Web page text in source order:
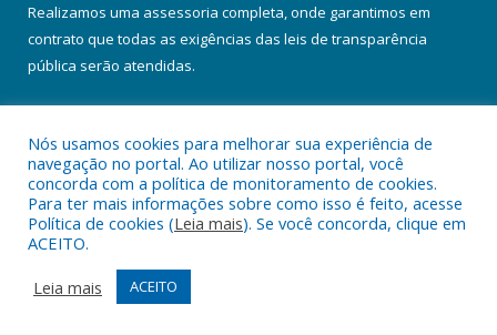
Realizamos uma assessoria completa, onde garantimos em
contrato que todas as exigências das leis de transparência
pública serão atendidas.
Todos os direitos reservados a Prefeitura Municipal de Colares.
Mapa do Site
Acessar Área Administrativa
Acessar Webmail
Nós usamos cookies para melhorar sua experiência de
navegação no portal. Ao utilizar nosso portal, você
concorda com a política de monitoramento de cookies.
Para ter mais informações sobre como isso é feito, acesse
Política de cookies (Leia mais). Se você concorda, clique em
ACEITO.
Leia mais
ACEITO